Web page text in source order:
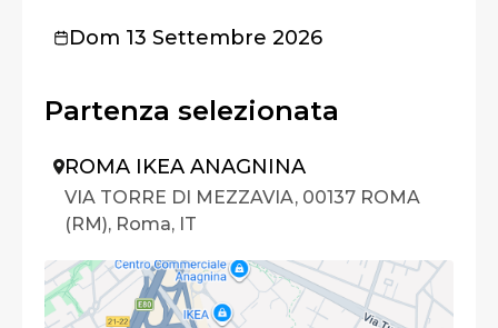
Dom 13 Settembre 2026
Partenza selezionata
ROMA IKEA ANAGNINA
VIA TORRE DI MEZZAVIA, 00137 ROMA
(RM), Roma, IT